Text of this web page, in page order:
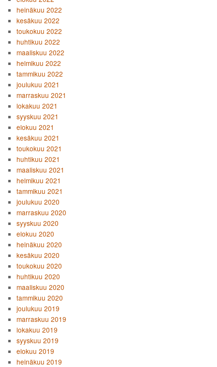
heinäkuu 2022
kesäkuu 2022
toukokuu 2022
huhtikuu 2022
maaliskuu 2022
helmikuu 2022
tammikuu 2022
joulukuu 2021
marraskuu 2021
lokakuu 2021
syyskuu 2021
elokuu 2021
kesäkuu 2021
toukokuu 2021
huhtikuu 2021
maaliskuu 2021
helmikuu 2021
tammikuu 2021
joulukuu 2020
marraskuu 2020
syyskuu 2020
elokuu 2020
heinäkuu 2020
kesäkuu 2020
toukokuu 2020
huhtikuu 2020
maaliskuu 2020
tammikuu 2020
joulukuu 2019
marraskuu 2019
lokakuu 2019
syyskuu 2019
elokuu 2019
heinäkuu 2019